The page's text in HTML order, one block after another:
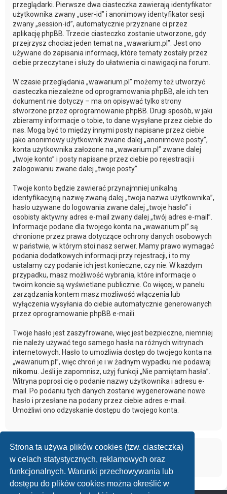
Strona ta używa plików cookies (tzw. ciasteczka)
w celach statystycznych, reklamowych oraz
funkcjonalnych. Warunki przechowywania lub
dostępu do plików cookies można określić w
przeglądarki. Pierwsze dwa ciasteczka zawierają identyfikator
użytkownika zwany „user-id” i anonimowy identyfikator sesji
zwany „session-id”, automatycznie przyznane ci przez
aplikację phpBB. Trzecie ciasteczko zostanie utworzone, gdy
przejrzysz chociaż jeden temat na „wawarium.pl”. Jest ono
używane do zapisania informacji, które tematy zostały przez
ciebie przeczytane i służy do ułatwienia ci nawigacji na forum.
W czasie przeglądania „wawarium.pl” możemy też utworzyć
ciasteczka niezależne od oprogramowania phpBB, ale ich ten
dokument nie dotyczy – ma on opisywać tylko strony
stworzone przez oprogramowanie phpBB. Drugi sposób, w jaki
zbieramy informacje o tobie, to dane wysyłane przez ciebie do
nas. Mogą być to między innymi posty napisane przez ciebie
jako anonimowy użytkownik zwane dalej „anonimowe posty”,
konta użytkownika założone na „wawarium.pl” zwane dalej
„twoje konto” i posty napisane przez ciebie po rejestracji i
zalogowaniu zwane dalej „twoje posty”.
Twoje konto będzie zawierać przynajmniej unikalną
identyfikacyjną nazwę zwaną dalej „twoja nazwa użytkownika”,
hasło używane do logowania zwane dalej „twoje hasło” i
osobisty aktywny adres e-mail zwany dalej „twój adres e-mail”.
Informacje podane dla twojego konta na „wawarium.pl” są
chronione przez prawa dotyczące ochrony danych osobowych
w państwie, w którym stoi nasz serwer. Mamy prawo wymagać
podania dodatkowych informacji przy rejestracji, i to my
ustalamy czy podanie ich jest konieczne, czy nie. W każdym
przypadku, masz możliwość wybrania, które informacje o
twoim koncie są wyświetlane publicznie. Co więcej, w panelu
zarządzania kontem masz możliwość włączenia lub
wyłączenia wysyłania do ciebie automatycznie generowanych
przez oprogramowanie phpBB e-maili.
Twoje hasło jest zaszyfrowane, więc jest bezpieczne, niemniej
nie należy używać tego samego hasła na różnych witrynach
internetowych. Hasło to umożliwia dostęp do twojego konta na
„wawarium.pl”, więc chroń je i w żadnym wypadku nie podawaj
nikomu . Jeśli je zapomnisz, użyj funkcji „Nie pamiętam hasła”.
Witryna poprosi cię o podanie nazwy użytkownika i adresu e-
mail. Po podaniu tych danych zostanie wygenerowane nowe
hasło i przesłane na podany przez ciebie adres e-mail.
Umożliwi ono odzyskanie dostępu do twojego konta.